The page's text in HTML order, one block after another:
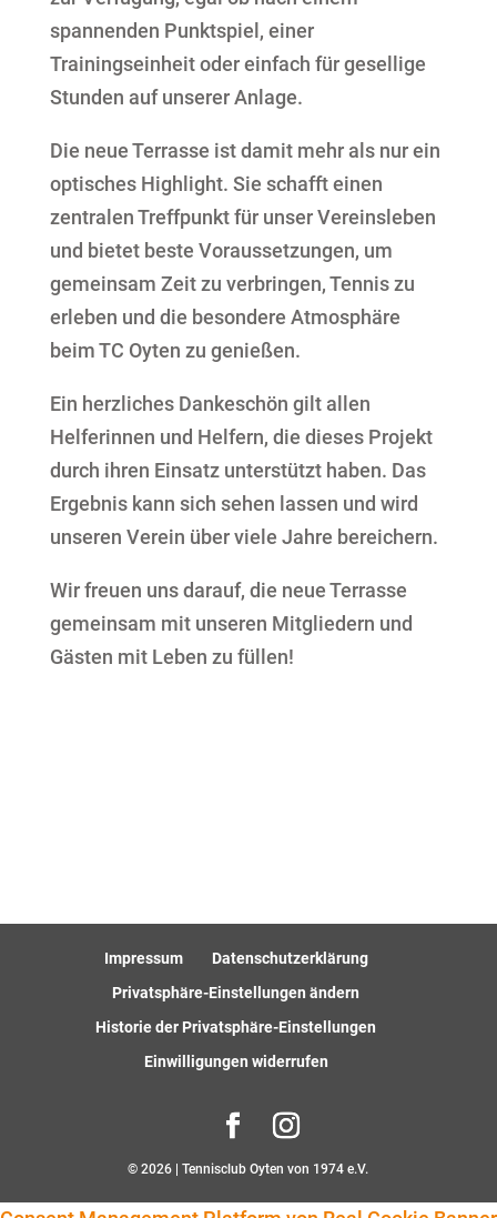
spannenden Punktspiel, einer
Trainingseinheit oder einfach für gesellige
Stunden auf unserer Anlage.
Die neue Terrasse ist damit mehr als nur ein
optisches Highlight. Sie schafft einen
zentralen Treffpunkt für unser Vereinsleben
und bietet beste Voraussetzungen, um
gemeinsam Zeit zu verbringen, Tennis zu
erleben und die besondere Atmosphäre
beim TC Oyten zu genießen.
Ein herzliches Dankeschön gilt allen
Helferinnen und Helfern, die dieses Projekt
durch ihren Einsatz unterstützt haben. Das
Ergebnis kann sich sehen lassen und wird
unseren Verein über viele Jahre bereichern.
Wir freuen uns darauf, die neue Terrasse
gemeinsam mit unseren Mitgliedern und
Gästen mit Leben zu füllen!
Impressum
Datenschutzerklärung
Privatsphäre-Einstellungen ändern
Historie der Privatsphäre-Einstellungen
Einwilligungen widerrufen
© 2026 | Tennisclub Oyten von 1974 e.V.